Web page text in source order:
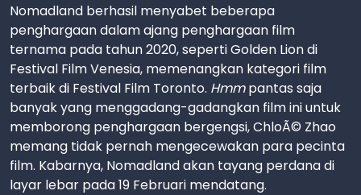
Nomadland berhasil menyabet beberapa
penghargaan dalam ajang penghargaan film
ternama pada tahun 2020, seperti Golden Lion di
Festival Film Venesia, memenangkan kategori film
terbaik di Festival Film Toronto. Hmmpantas saja
banyak yang menggadang-gadangkan film ini untuk
memborong penghargaan bergengsi, ChloÃ© Zhao
memang tidak pernah mengecewakan para pecinta
film. Kabarnya, Nomadland akan tayang perdana di
layar lebar pada 19 Februari mendatang.